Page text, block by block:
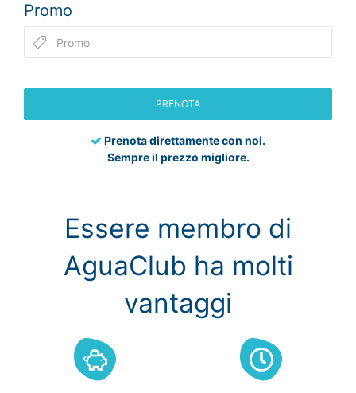
Promo
PRENOTA
Prenota direttamente con noi.
Sempre il prezzo migliore.
Essere membro di
AguaClub ha molti
vantaggi